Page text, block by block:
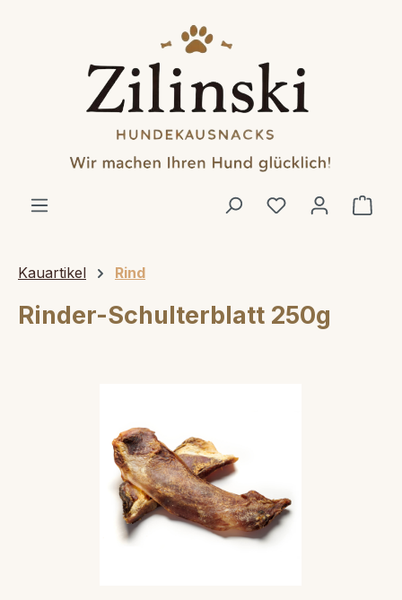
Kauartikel Rind
Rinder-Schulterblatt 250g